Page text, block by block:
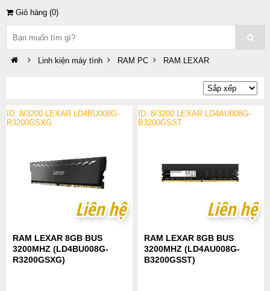
Giỏ hàng (0)
Linh kiện máy tính RAM PC RAM LEXAR
ID: 8/3200 LEXAR LD4BU008G-
R3200GSXG
Liên hệ
Liên hệ
RAM LEXAR 8GB BUS
3200MHZ (LD4BU008G-
R3200GSXG)
ID: 8/3200 LEXAR LD4AU008G-
B3200GSST
Liên hệ
Liên hệ
RAM LEXAR 8GB BUS
3200MHZ (LD4AU008G-
B3200GSST)